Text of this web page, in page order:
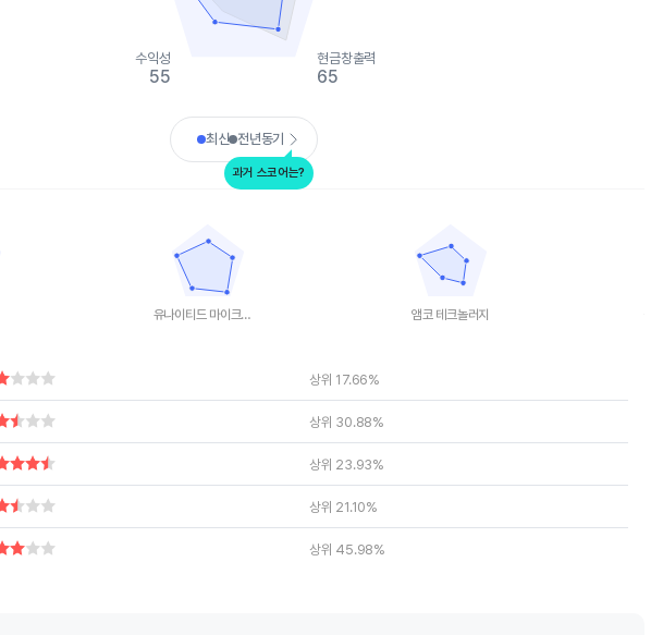
현금창출력
65
수익성
55
최신 전년동기
과거 스코어는?
1 X axis displaying categories.
1 Y axis displaying values. Data ranges from 85 to 100.
유나이티드 마이크로일렉트로닉스
The chart has 1 X axis displaying categories.
The chart has 1 Y axis displaying values. Data ranges from 75 to 100.
유나이티드 마이크로일렉트로닉스
The chart has 1 X axis displaying
The chart has 1 Y axis displaying
앰코 테크놀러지
상위 17.66%
상위 30.88%
상위 23.93%
상위 21.10%
상위 45.98%